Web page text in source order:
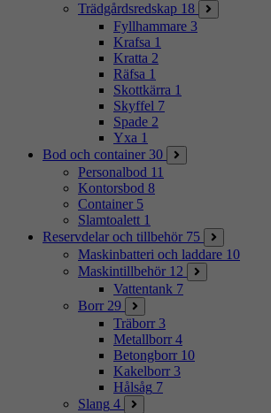
Trädgårdsredskap 18
Fyllhammare 3
Krafsa 1
Kratta 2
Räfsa 1
Skottkärra 1
Skyffel 7
Spade 2
Yxa 1
Bod och container 30
Personalbod 11
Kontorsbod 8
Container 5
Slamtoalett 1
Reservdelar och tillbehör 75
Maskinbatteri och laddare 10
Maskintillbehör 12
Vattentank 7
Borr 29
Träborr 3
Metallborr 4
Betongborr 10
Kakelborr 3
Hålsåg 7
Slang 4